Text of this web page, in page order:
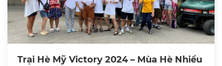
Trại Hè Mỹ Victory 2024 – Mùa Hè Nhiều